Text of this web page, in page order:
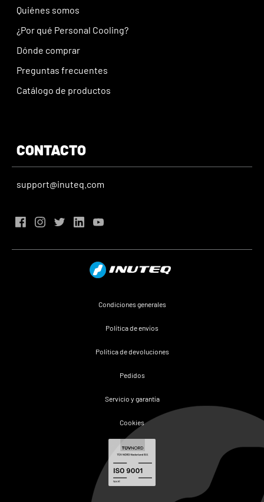
Quiénes somos
¿Por qué Personal Cooling?
Dónde comprar
Preguntas frecuentes
Catálogo de productos
CONTACTO
support@inuteq.com
Condiciones generales
Política de envíos
Política de devoluciones
Pedidos
Servicio y garantía
Cookies